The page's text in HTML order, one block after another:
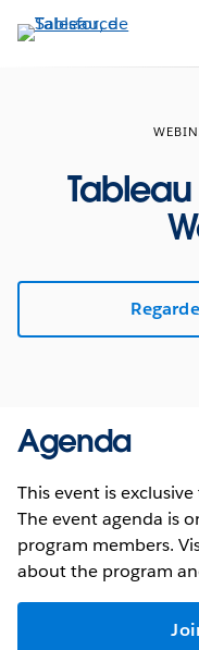
Aller
au
Tableau
Agenda
This event is
The event agenda is
program members.
about the program